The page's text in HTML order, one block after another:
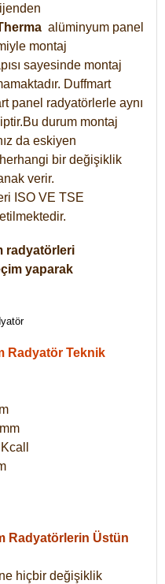
alüminyum panel
montaj
sayesinde montaj
Duffmart
panel radyatörlerle aynı
durum montaj
da eskiyen
bir değişiklik
verir.
ISO VE TSE
radyatörleri
yaparak
Radyatör Teknik
Radyatörlerin Üstün
hiçbir değişiklik